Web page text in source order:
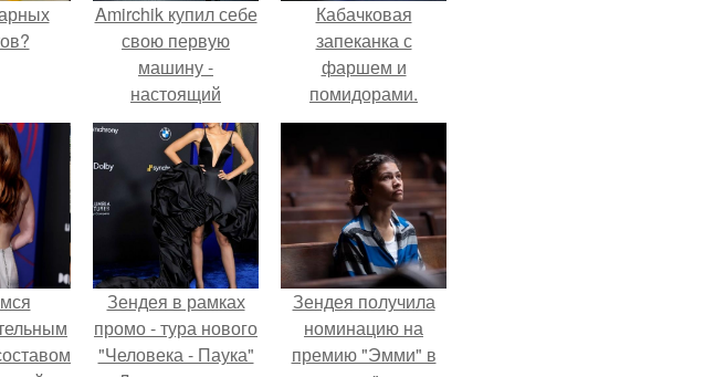
Amirchik купил себе
свою первую
машину -
настоящий
автомобиль мечты
для многих
автолюбителей.
Кабачковая
запеканка с
фаршем и
помидорами.
Зендея в рамках
промо - тура нового
"Человека - Паука"
Зендея получила
номинацию на
премию "Эмми" в